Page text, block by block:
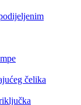
čelika